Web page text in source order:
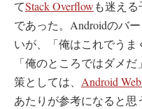
てStack Overflowも迷え
であった。Androidのバ
いが、「俺はこれでう
「俺のところではダメ
策としては、 Android
あたりが参考になると思